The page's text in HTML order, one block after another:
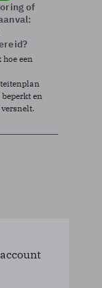
of
hoe een
beperkt en